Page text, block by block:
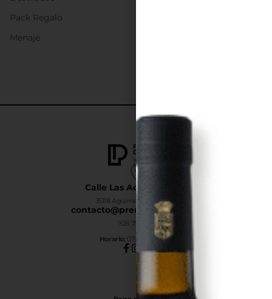
Calle Las Adelfas Nº6-B
35118 Agüimes, Las Palmas
contacto@premiumdrinks.es
928 754 363
Horario: 07:00h a 15:00h
Pack Regalo
Menaje